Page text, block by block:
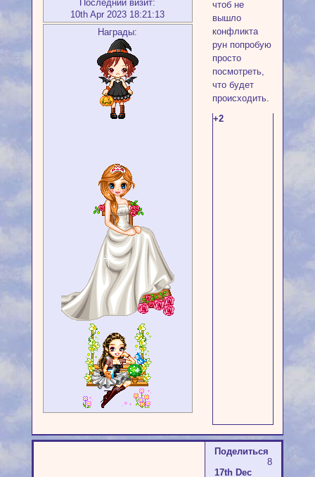
Последний визит:
10th Apr 2023 18:21:13
Награды:
чтоб не
вышло
конфликта
рун попробую
просто
посмотреть,
что будет
происходить.
+2
Поделиться
8
17th Dec